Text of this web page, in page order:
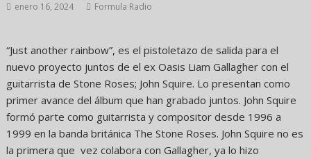
enero 16, 2024 Formula Radio
“Just another rainbow”, es el pistoletazo de salida para el
nuevo proyecto juntos de el ex Oasis Liam Gallagher con el
guitarrista de Stone Roses; John Squire. Lo presentan como
primer avance del álbum que han grabado juntos. John Squire
formó parte como guitarrista y compositor desde 1996 a
1999 en la banda británica The Stone Roses. John Squire no es
la primera que vez colabora con Gallagher, ya lo hizo